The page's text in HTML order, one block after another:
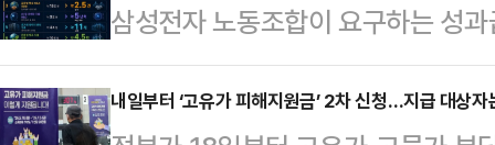
렸다.원스톱 반도체 전략의 딜레마
세종 중앙노동위원회(중노위)에서
막 협상 기회다. 정부는 국가 경제
삼성전자 노동조합이 요구하는 성
투자 관점에서 환산한 비교 자료가
순한 비용이 아니라, 글로벌 기술
내일부터 ‘고유가 피해지원금’ 2차 신청…지급 대상자